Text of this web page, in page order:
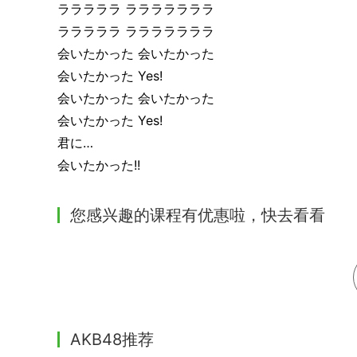
ラララララ ラララララララ
ラララララ ラララララララ
会いたかった 会いたかった
会いたかった Yes!
会いたかった 会いたかった
会いたかった Yes!
君に…
会いたかった!!
您感兴趣的课程有优惠啦，快去看看
AKB48推荐